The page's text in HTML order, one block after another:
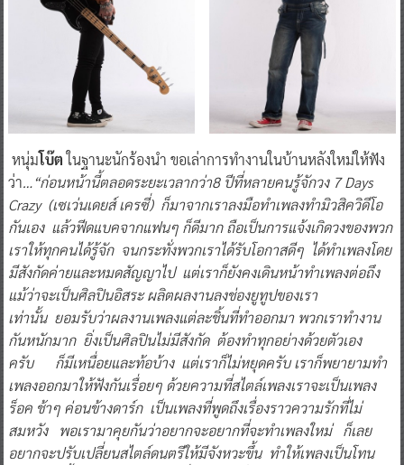
หนุ่มโบ๊ตในฐานะนักร้องนำ ขอเล่าการทำงานในบ้านหลังใหม่ให้ฟัง
ว่า…“ก่อนหน้านี้ตลอดระยะเวลากว่า8 ปีที่หลายคนรู้จักวง 7 Days
Crazy (เซเว่นเดยส์ เครซี่) ก็มาจากเราลงมือทำเพลงทำมิวสิควิดีโอ
กันเอง แล้วฟีดแบคจากแฟนๆ ก็ดีมาก ถือเป็นการแจ้งเกิดวงของพวก
เราให้ทุกคนได้รู้จัก จนกระทั่งพวกเราได้รับโอกาสดีๆ ได้ทำเพลงโดย
มีสังกัดค่ายและหมดสัญญาไป แต่เราก็ยังคงเดินหน้าทำเพลงต่อถึง
แม้ว่าจะเป็นศิลปินอิสระ ผลิตผลงานลงช่องยูทูปของเรา
เท่านั้น ยอมรับว่าผลงานเพลงแต่ละชิ้นที่ทำออกมา พวกเราทำงาน
กันหนักมาก ยิ่งเป็นศิลปินไม่มีสังกัด ต้องทำทุกอย่างด้วยตัวเอง
ครับ ก็มีเหนื่อยและท้อบ้าง แต่เราก็ไม่หยุดครับ เราก็พยายามทำ
เพลงออกมาให้ฟังกันเรื่อยๆ ด้วยความที่สไตล์เพลงเราจะเป็นเพลง
ร็อค ช้าๆ ค่อนข้างดาร์ก เป็นเพลงที่พูดถึงเรื่องราวความรักที่ไม่
สมหวัง พอเรามาคุยกันว่าอยากจะอยากที่จะทำเพลงใหม่ ก็เลย
อยากจะปรับเปลี่ยนสไตล์ดนตรีให้มีจังหวะขึ้น ทำให้เพลงเป็นโทน